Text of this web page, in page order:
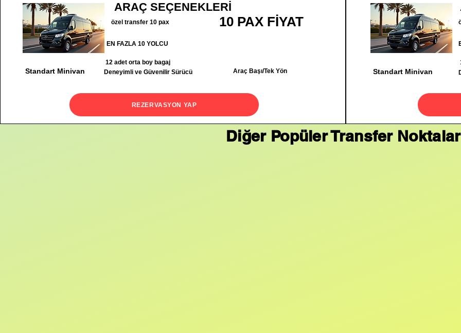
ARAÇ SEÇENEKLERİ
özel transfer 10 pax 10 PAX FİYAT
EN FAZLA 10 YOLCU
12 adet orta boy bagaj
Standart Minivan Deneyimli ve Güvenilir Sürücü Araç Başı/Tek Yön
REZERVASYON YAP
Standart Minivan
Diğer Popüler Transfer